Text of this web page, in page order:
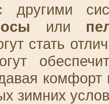
другими
или
стать
зимних